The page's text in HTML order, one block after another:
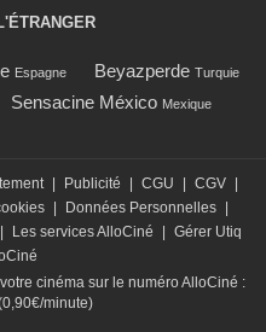
Espagne Beyazperde Turquie
Sensacine México Mexique
Publicité CGU CGV
Données Personnelles
Les services AlloCiné
Gérer Utiq
cinéma sur le numéro AlloCiné :
minute)